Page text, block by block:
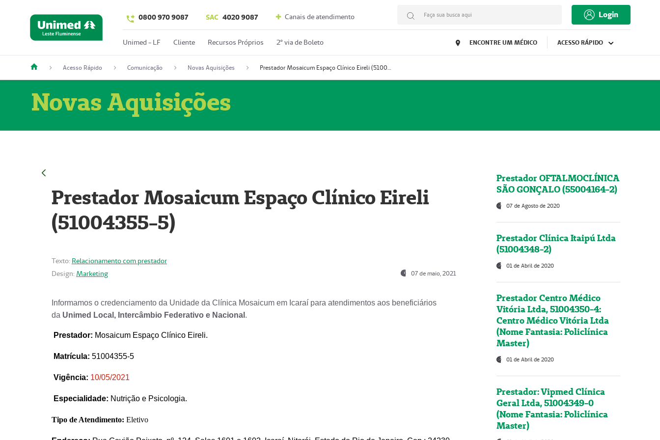
0800 970 9087 SAC 4020 9087 Canais de atendimento Faça sua busca aqui Login
Unimed - LF Cliente Recursos Próprios 2º via de Boleto ENCONTRE UM MÉDICO ACESSO RÁPIDO
Acesso Rápido Comunicação Novas Aquisições Prestador Mosaicum Espaço Clínico Eireli (51004355-5)
Novas Aquisições
Prestador Mosaicum Espaço Clínico Eireli
(51004355-5)
Texto: Relacionamento com prestador
Design: Marketing 07 de maio, 2021
Informamos o credenciamento da Unidade da Clínica Mosaicum em Icaraí para atendimentos aos beneficiários
da Unimed Local, Intercâmbio Federativo e Nacional .
Prestador: Mosaicum Espaço Clínico Eireli.
Matrícula: 51004355-5
Vigência: 10/05/2021
Especialidade: Nutrição e Psicologia.
Tipo de Atendimento: Eletivo
Prestador OFTALMOCLÍNICA
SÃO GONÇALO (55004164-2)
07 de Agosto de 2020
Prestador Clínica Itaipú Ltda
(51004348-2)
01 de Abril de 2020
Prestador Centro Médico
Vitória Ltda, 51004350-4:
Centro Médico Vitória Ltda
(Nome Fantasia: Policlínica
Master)
01 de Abril de 2020
Prestador: Vipmed Clínica
Geral Ltda, 51004349-0
(Nome Fantasia: Policlínica
Master)